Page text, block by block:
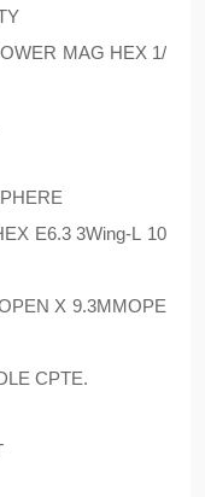
MAG HEX 1/
E6.3 3Wing-L 10
X 9.3MMOPE
CPTE.